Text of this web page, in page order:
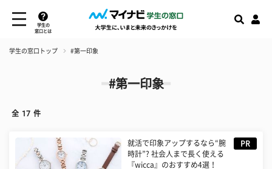
学生の
窓口とは
学生の窓口トップ #第一印象
#第一印象
全 17 件
就活で印象アップするなら“腕
時計”? 社会人まで長く使える
『wicca』のおすすめ4選！
PR